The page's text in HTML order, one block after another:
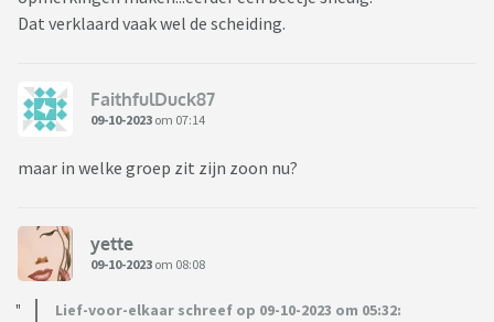
Dat verklaard vaak wel de scheiding.
FaithfulDuck87
09-10-2023 om 07:14
maar in welke groep zit zijn zoon nu?
yette
09-10-2023 om 08:08
Lief-voor-elkaar schreef op 09-10-2023 om 05:32: